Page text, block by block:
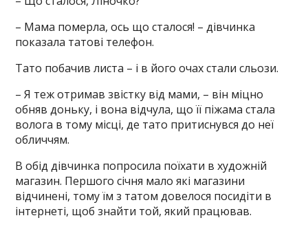
– Мама померла, ось що сталося! – дівчинка
показала татові телефон.
Тато побачив листа – і в його очах стали сльози.
– Я теж отримав звістку від мами, – він міцно
обняв доньку, і вона відчула, що її піжама стала
волога в тому місці, де тато притиснувся до неї
обличчям.
В обід дівчинка попросила поїхати в художній
магазин. Першого січня мало які магазини
відчинені, тому їм з татом довелося посидіти в
інтернеті, щоб знайти той, який працював.